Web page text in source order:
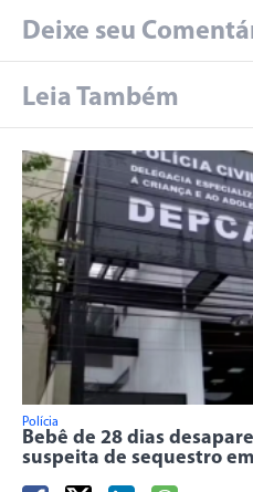
Deixe seu
Leia Também
Polícia
Bebê de 28 dias
suspeita de sequestro